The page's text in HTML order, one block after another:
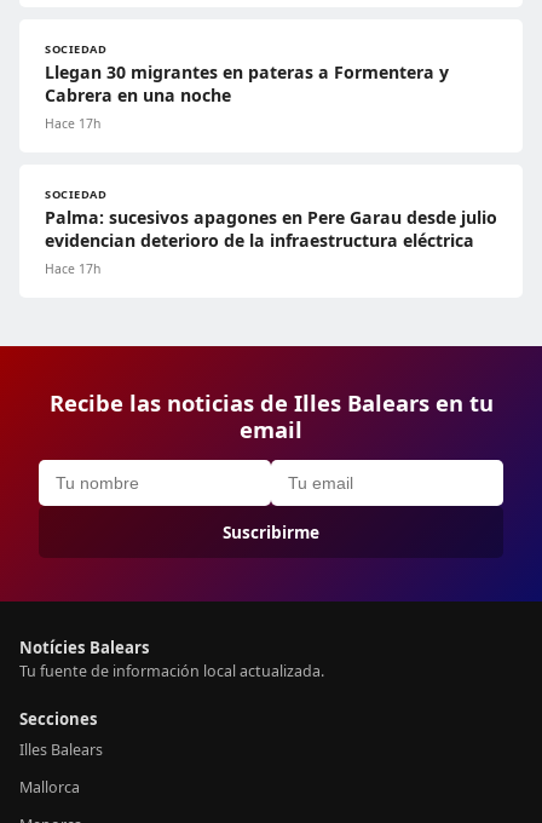
SOCIEDAD
Llegan 30 migrantes en pateras a Formentera y
Cabrera en una noche
Hace 17h
SOCIEDAD
Palma: sucesivos apagones en Pere Garau desde julio
evidencian deterioro de la infraestructura eléctrica
Hace 17h
Recibe las noticias de Illes Balears en tu
email
Suscribirme
Notícies Balears
Tu fuente de información local actualizada.
Secciones
Illes Balears
Mallorca